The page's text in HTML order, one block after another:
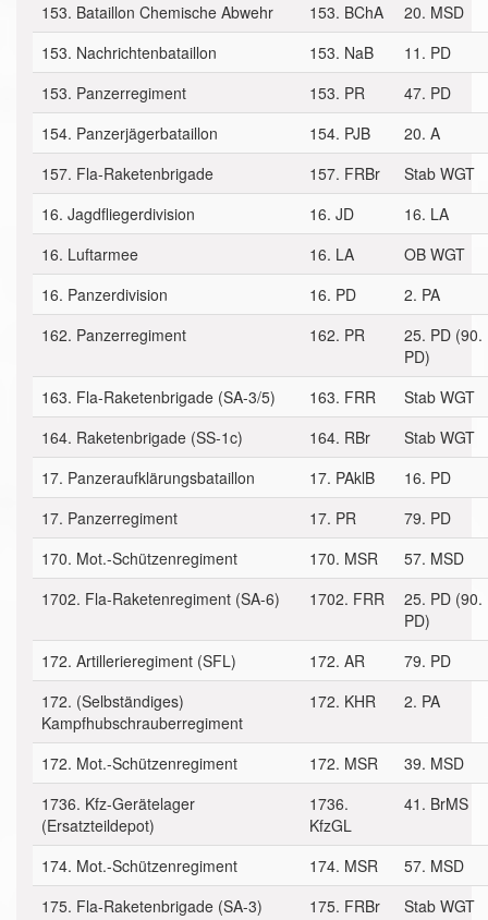
153. Bataillon Chemische Abwehr
153. BChA
20. MSD
153. Nachrichtenbataillon
153. NaB
11. PD
153. Panzerregiment
153. PR
47. PD
154. Panzerjägerbataillon
154. PJB
20. A
157. Fla-Raketenbrigade
157. FRBr
Stab WGT
16. Jagdfliegerdivision
16. JD
16. LA
16. Luftarmee
16. LA
OB WGT
16. Panzerdivision
16. PD
2. PA
162. Panzerregiment
162. PR
25. PD (90.
PD)
163. Fla-Raketenbrigade (SA-3/5)
163. FRR
Stab WGT
164. Raketenbrigade (SS-1c)
164. RBr
Stab WGT
17. Panzeraufklärungsbataillon
17. PAklB
16. PD
17. Panzerregiment
17. PR
79. PD
170. Mot.-Schützenregiment
170. MSR
57. MSD
1702. Fla-Raketenregiment (SA-6)
1702. FRR
25. PD (90.
PD)
172. Artillerieregiment (SFL)
172. AR
79. PD
172. (Selbständiges)
Kampfhubschrauberregiment
172. KHR 2. PA
172. Mot.-Schützenregiment 172. MSR
39. MSD
1736. Kfz-Gerätelager
(Ersatzteildepot)
1736.
KfzGL
41. BrMS
174. Mot.-Schützenregiment 174. MSR
57. MSD
175. Fla-Raketenbrigade (SA-3)
175. FRBr
Stab WGT